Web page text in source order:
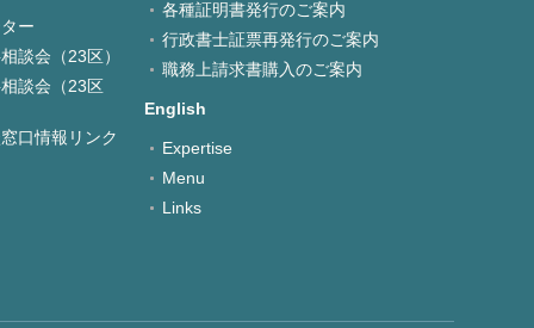
ー
談会（23区）
談会（23区
口情報リンク
各種証明書発行のご案内
行政書士証票再発行のご案内
職務上請求書購入のご案内
English
Expertise
Menu
Links